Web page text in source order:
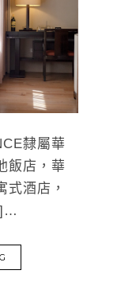
隸屬華
飯店，華
式酒店，